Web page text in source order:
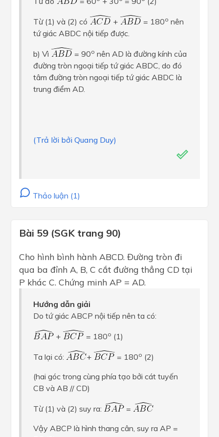
Từ (1) và (2) có + = 180o nên
tứ giác ABDC nội tiếp được.
b) Vì = 90o nên AD là đường kính của
đường tròn ngoại tiếp tứ giác ABDC, do đó
tâm đường tròn ngoại tiếp tứ giác ABDC là
trung điểm AD.
(Trả lời bởi Quang Duy)
Thảo luận (1)
Bài 59 (SGK trang 90)
Cho hình bình hành ABCD. Đường tròn đi
qua ba đỉnh A, B, C cắt đường thẳng CD tại
P khác C. Chứng minh AP = AD.
Hướng dẫn giải
Do tứ giác ABCP nội tiếp nên ta có:
+ = 180o (1)
Ta lại có: + = 180o (2)
(hai góc trong cùng phía tạo bởi cát tuyến
CB và AB // CD)
Từ (1) và (2) suy ra:
=
Vậy ABCP là hình thang cân, suy ra AP =